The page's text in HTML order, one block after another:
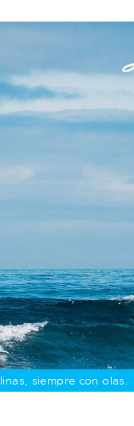
siempre con olas.